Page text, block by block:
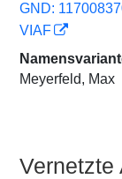
GND:
VIAF
Meyerfeld, Max
Vernetzte